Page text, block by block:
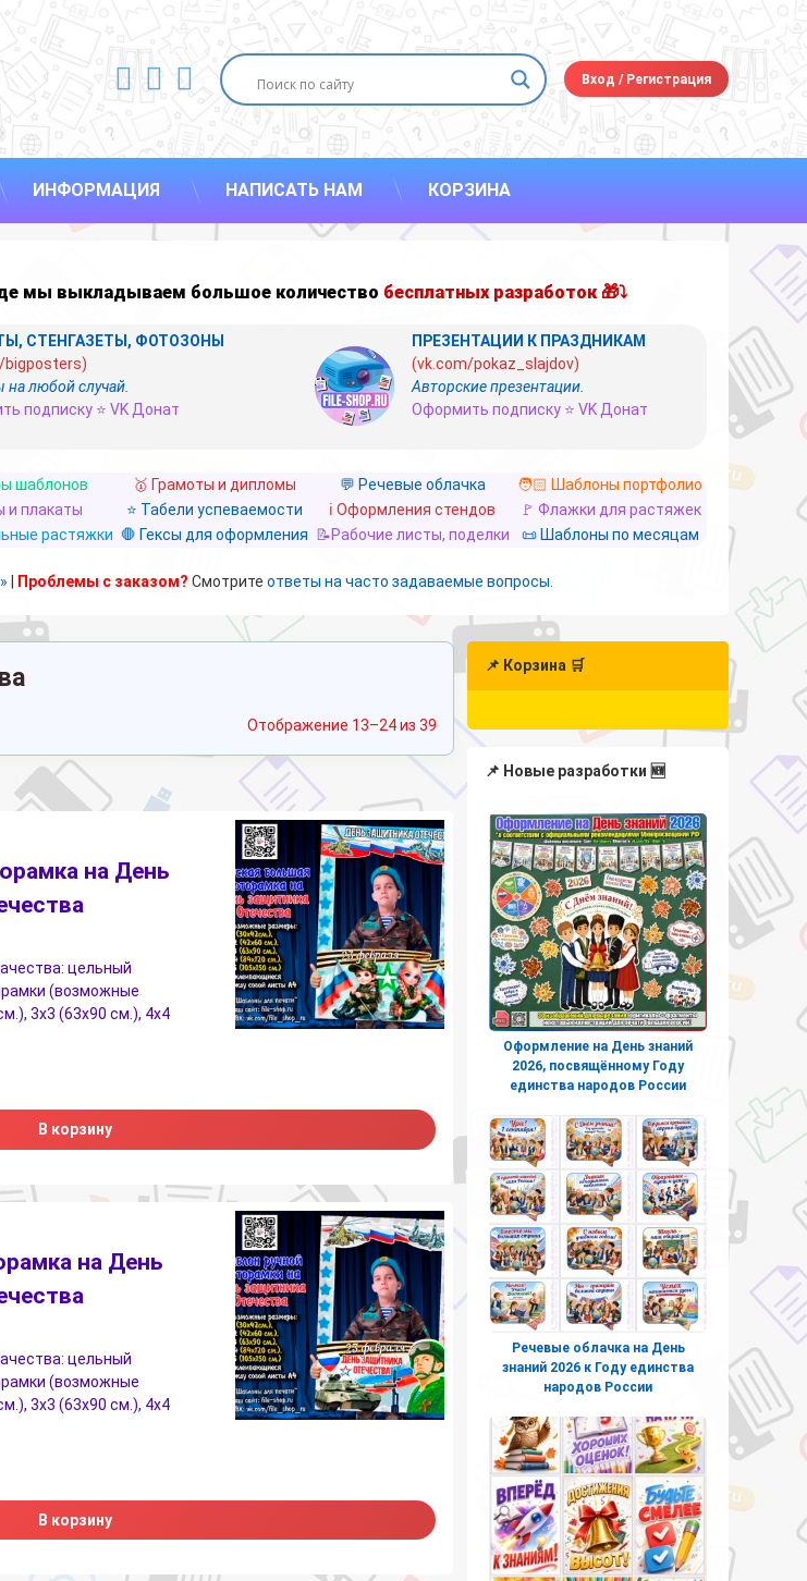
ВКонтакте
YouTube
E-mail Вход /Регистрация
ИНФОРМАЦИЯ НАПИСАТЬ НАМ КОРЗИНА
мы выкладываем большое количество бесплатных разработок 🎁⤵
СТЕНГАЗЕТЫ, ФОТОЗОНЫ
bigposters)
на любой случай.
подписку ⭐ VK Донат
ПРЕЗЕНТАЦИИ К ПРАЗДНИКАМ
(vk.com/pokaz_slajdov)
Авторские презентации.
Оформить подписку ⭐ VK Донат
шаблонов 🥇 Грамоты и дипломы 💬 Речевые облачка
🧑🏻 Шаблоны портфолио
и плакаты ⭐ Табели успеваемости ℹ️ Оформления стендов
🚩 Флажки для растяжек
растяжки 🛑 Гексы для оформления 📝Рабочие листы, поделки 📜 Шаблоны по месяцам
Проблемы с заказом? Смотрите ответы на часто задаваемые вопросы.
Отображение 13–24 из 39 Сортировка:
самые
недавние
на День
цельный
(возможные
3х3 (63х90 см.), 4х4
В корзину
на День
цельный
(возможные
3х3 (63х90 см.), 4х4
В корзину
📌 Корзина 🛒
📌 Новые разработки 🆕
Оформление на День знаний
2026, посвящённому Году
единства народов России
Речевые облачка на День
знаний 2026 к Году единства
народов России